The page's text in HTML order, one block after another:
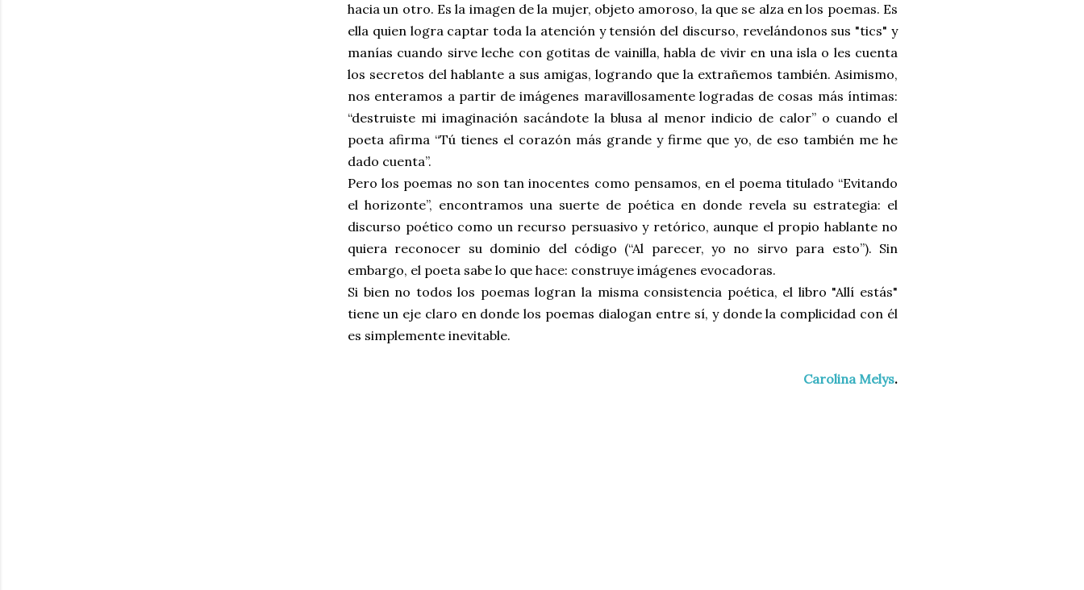
hacia un otro. Es la imagen de la mujer, objeto amoroso, la que se alza en los poemas. Es
ella quien logra captar toda la atención y tensión del discurso, revelándonos sus "tics" y
manías cuando sirve leche con gotitas de vainilla, habla de vivir en una isla o les cuenta
los secretos del hablante a sus amigas, logrando que la extrañemos también. Asimismo,
nos enteramos a partir de imágenes maravillosamente logradas de cosas más íntimas:
“destruiste mi imaginación sacándote la blusa al menor indicio de calor” o cuando el
poeta afirma “Tú tienes el corazón más grande y firme que yo, de eso también me he
dado cuenta”.
Pero los poemas no son tan inocentes como pensamos, en el poema titulado “Evitando
el horizonte”, encontramos una suerte de poética en donde revela su estrategia: el
discurso poético como un recurso persuasivo y retórico, aunque el propio hablante no
quiera reconocer su dominio del código (“Al parecer, yo no sirvo para esto”). Sin
embargo, el poeta sabe lo que hace: construye imágenes evocadoras.
Si bien no todos los poemas logran la misma consistencia poética, el libro "Allí estás"
tiene un eje claro en donde los poemas dialogan entre sí, y donde la complicidad con él
es simplemente inevitable.
Carolina Melys.